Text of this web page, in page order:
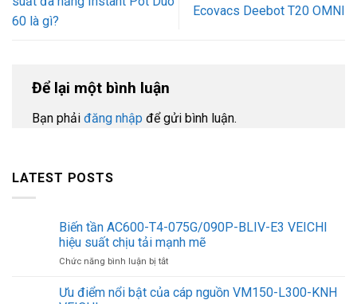
60 là gì?
Ecovacs Deebot T20 OMNI
Để lại một bình luận
Bạn phải đăng nhập để gửi bình luận.
LATEST POSTS
Biến tần AC600-T4-075G/090P-BLIV-E3 VEICHI
hiệu suất chịu tải mạnh mẽ
Chức năng bình luận bị tắtở
tần
AC600-
Ưu điểm nổi bật của cáp nguồn VM150-L300-KNH